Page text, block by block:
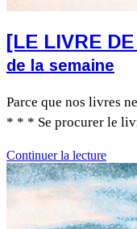
[LE LIVRE
de la semaine
Parce que nos livres
* * * Se procurer le
Continuer la lecture